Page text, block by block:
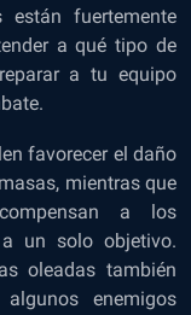
fuertemente
a qué tipo de
a tu equipo
favorecer el daño
mientras que
a los
un solo objetivo.
oleadas también
enemigos